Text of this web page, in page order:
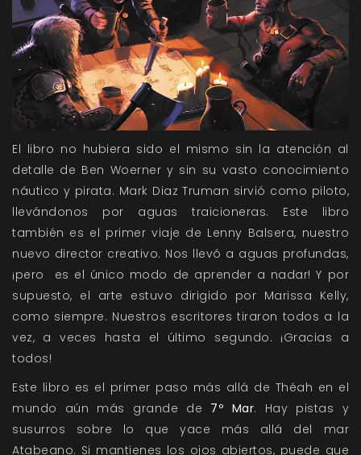
El libro no hubiera sido el mismo sin la atención al
detalle de Ben Woerner y sin su vasto conocimiento
náutico y pirata. Mark Diaz Truman sirvió como piloto,
llevándonos por aguas traicioneras. Este libro
también es el primer viaje de Lenny Balsera, nuestro
nuevo director creativo. Nos llevó a aguas profundas,
¡pero es el único modo de aprender a nadar! Y por
supuesto, el arte estuvo dirigido por Marissa Kelly,
como siempre. Nuestros escritores tiraron todos a la
vez, a veces hasta el último segundo. ¡Gracias a
todos!
Este libro es el primer paso más allá de Théah en el
mundo aún más grande de 7º Mar. Hay pistas y
susurros sobre lo que yace más allá del mar
Atabeano. Si mantienes los ojos abiertos, puede que